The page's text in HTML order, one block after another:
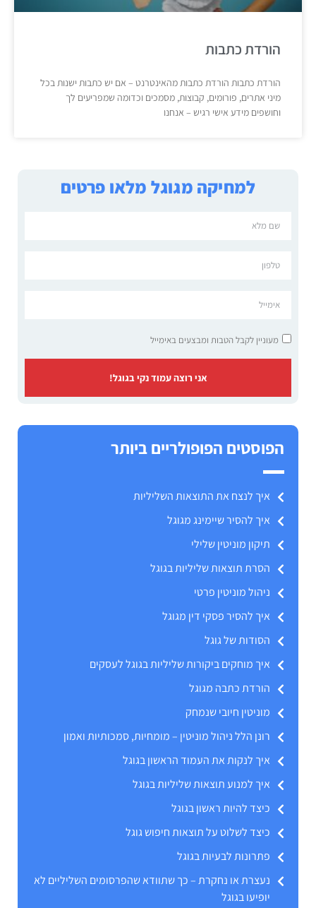
למחיקה מגוגל מלאו פרטים
מעוניין לקבל הטבות ומבצעים באימייל
אני רוצה עמוד נקי בגוגל!
הפוסטים הפופולריים ביותר
איך לנצח את התוצאות השליליות
איך להסיר שיימינג מגוגל
תיקון מוניטין שלילי
הסרת תוצאות שליליות בגוגל
ניהול מוניטין פרטי
איך להסיר פסקי דין מגוגל
הסודות של גוגל
איך מוחקים ביקורות שליליות בגוגל לעסקים
הורדת כתבה מגוגל
מוניטין חיובי שנמחק
רונן הלל ניהול מוניטין – מומחיות, סמכותיות ואמון
איך לנקות את העמוד הראשון בגוגל
איך למנוע תוצאות שליליות בגוגל
כיצד להיות ראשון בגוגל
כיצד לשלוט על תוצאות חיפוש גוגל
פתרונות לבעיות בגוגל
נעצרת או נחקרת – כך שתוודא שהפרסומים השליליים לא
יופיעו בגוגל
הורדת כתבות
הורדת כתבות הורדת כתבות מהאינטרנט – אם יש כתבות ישנות בכל
מיני אתרים, פורומים, קבוצות, מסמכים וכדומה שמפריעים לך
וחושפים מידע אישי רגיש – אנחנו